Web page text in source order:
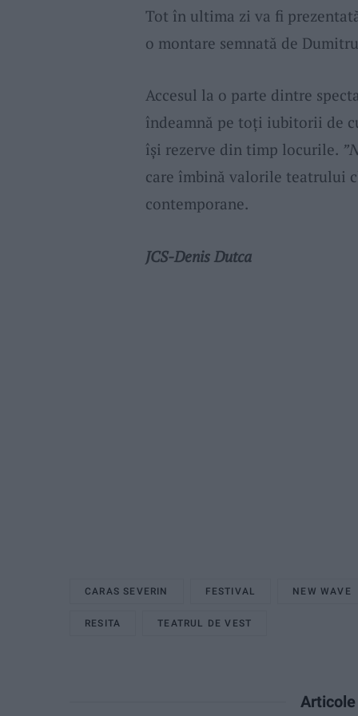
Tot în ultima zi va fi
o montare semnată de
Accesul la o parte dintre
îndeamnă pe toți iubitorii de
își rezerve din timp locurile.
care îmbină valorile teatrului
contemporane.
JCS-Denis Dutca
CARAS SEVERIN FESTIVAL NEW WAVE
RESITA TEATRUL DE VEST